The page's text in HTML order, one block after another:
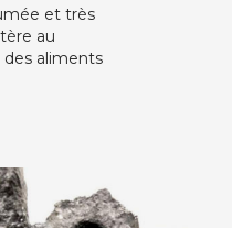
et très
au
aliments